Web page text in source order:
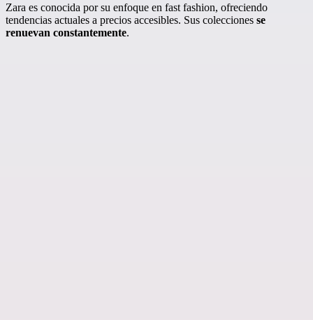
Zara es conocida por su enfoque en fast fashion, ofreciendo
tendencias actuales a precios accesibles. Sus colecciones se
renuevan constantemente.